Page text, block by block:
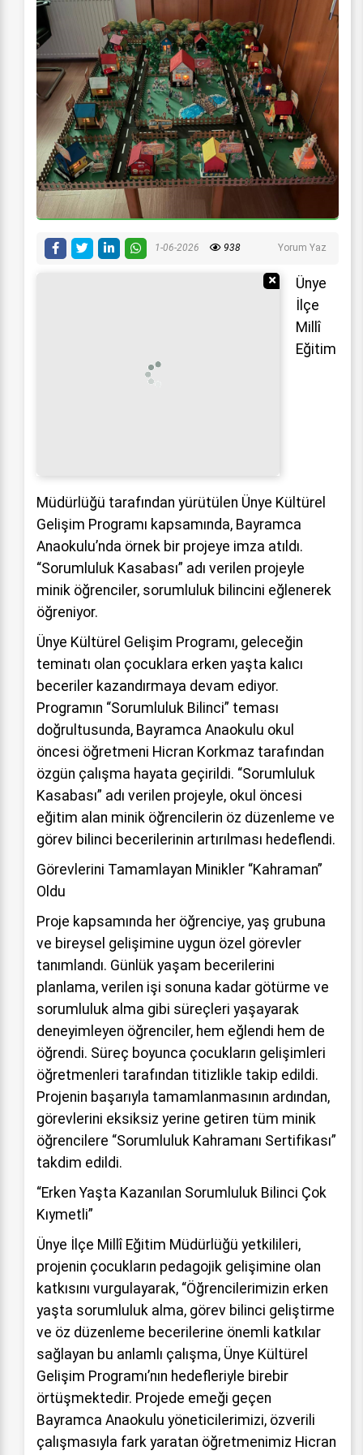
1-06-2026 938 Yorum Yaz
Reklamı Gizle
Ünye
İlçe
Millî
Eğitim
Müdürlüğü tarafından yürütülen Ünye Kültürel
Gelişim Programı kapsamında, Bayramca
Anaokulu’nda örnek bir projeye imza atıldı.
“Sorumluluk Kasabası” adı verilen projeyle
minik öğrenciler, sorumluluk bilincini eğlenerek
öğreniyor.
Ünye Kültürel Gelişim Programı, geleceğin
teminatı olan çocuklara erken yaşta kalıcı
beceriler kazandırmaya devam ediyor.
Programın “Sorumluluk Bilinci” teması
doğrultusunda, Bayramca Anaokulu okul
öncesi öğretmeni Hicran Korkmaz tarafından
özgün çalışma hayata geçirildi. “Sorumluluk
Kasabası” adı verilen projeyle, okul öncesi
eğitim alan minik öğrencilerin öz düzenleme ve
görev bilinci becerilerinin artırılması hedeflendi.
Görevlerini Tamamlayan Minikler “Kahraman”
Oldu
Proje kapsamında her öğrenciye, yaş grubuna
ve bireysel gelişimine uygun özel görevler
tanımlandı. Günlük yaşam becerilerini
planlama, verilen işi sonuna kadar götürme ve
sorumluluk alma gibi süreçleri yaşayarak
deneyimleyen öğrenciler, hem eğlendi hem de
öğrendi. Süreç boyunca çocukların gelişimleri
öğretmenleri tarafından titizlikle takip edildi.
Projenin başarıyla tamamlanmasının ardından,
görevlerini eksiksiz yerine getiren tüm minik
öğrencilere “Sorumluluk Kahramanı Sertifikası”
takdim edildi.
“Erken Yaşta Kazanılan Sorumluluk Bilinci Çok
Kıymetli”
Ünye İlçe Millî Eğitim Müdürlüğü yetkilileri,
projenin çocukların pedagojik gelişimine olan
katkısını vurgulayarak, “Öğrencilerimizin erken
yaşta sorumluluk alma, görev bilinci geliştirme
ve öz düzenleme becerilerine önemli katkılar
sağlayan bu anlamlı çalışma, Ünye Kültürel
Gelişim Programı’nın hedefleriyle birebir
örtüşmektedir. Projede emeği geçen
Bayramca Anaokulu yöneticilerimizi, özverili
çalışmasıyla fark yaratan öğretmenimiz Hicran